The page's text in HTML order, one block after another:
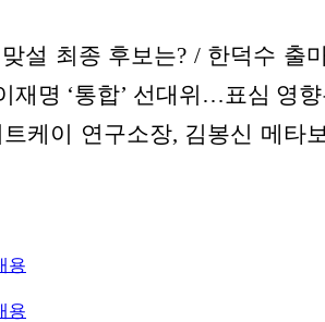
설 최종 후보는? / 한덕수 출
재명 ‘통합’ 선대위…표심 영향
케이 연구소장, 김봉신 메타
용
용